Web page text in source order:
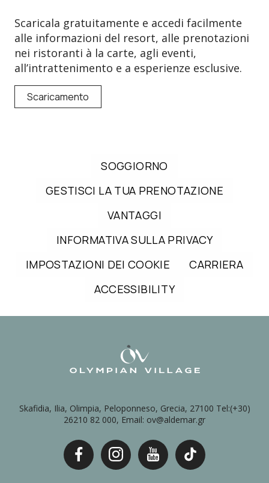
Scaricala gratuitamente e accedi facilmente
alle informazioni del resort, alle prenotazioni
nei ristoranti à la carte, agli eventi,
all’intrattenimento e a esperienze esclusive.
Scaricamento
SOGGIORNO
GESTISCI LA TUA PRENOTAZIONE
VANTAGGI
INFORMATIVA SULLA PRIVACY
IMPOSTAZIONI DEI COOKIE
CARRIERA
ACCESSIBILITY
Skafidia, Ilia, Olimpia, Peloponneso, Grecia, 27100 Tel:(+30)
26210 82 000, Email: ov@aldemar.gr